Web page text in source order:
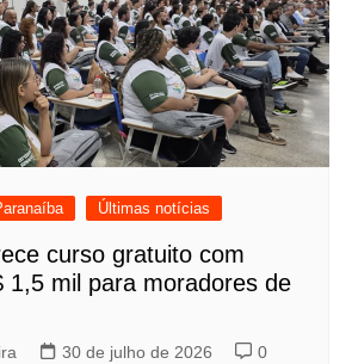
Últimas notícias
curso gratuito com
1,5 mil para moradores de
30 de julho de 2026 0